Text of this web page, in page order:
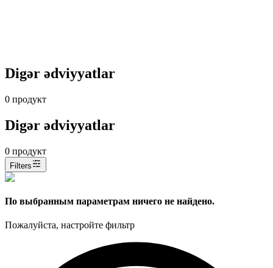
Digər ədviyyatlar
0 продукт
Digər ədviyyatlar
0 продукт
Filters
По выбранным параметрам ничего не найдено.
Пожалуйста, настройте фильтр